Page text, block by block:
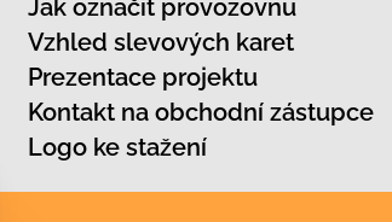
Jak označit provozovnu
Vzhled slevových karet
Prezentace projektu
Kontakt na obchodní zástupce
Logo ke stažení